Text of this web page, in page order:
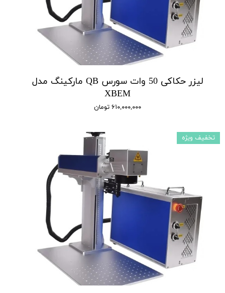
لیزر حکاکی 50 وات سورس QB مارکینگ مدل
XBEM
۶۱۰,۰۰۰,۰۰۰ تومان
تخفیف ویژه